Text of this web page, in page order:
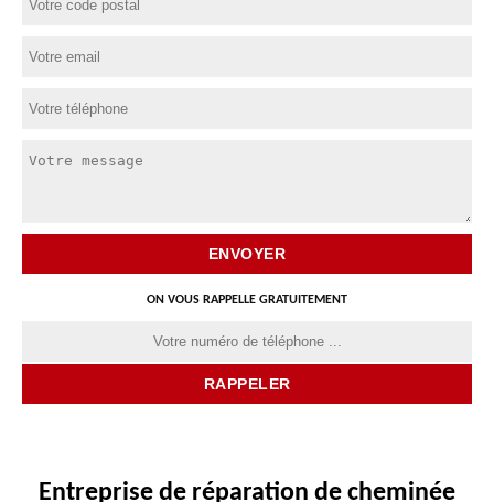
ON VOUS RAPPELLE GRATUITEMENT
Entreprise de réparation de cheminée